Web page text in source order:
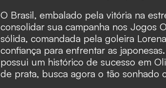
O Brasil, embalado pela vitória na
consolidar sua campanha nos Jogos
sólida, comandada pela goleira
confiança para enfrentar as
possui um histórico de sucesso em
de prata, busca agora o tão sonhado